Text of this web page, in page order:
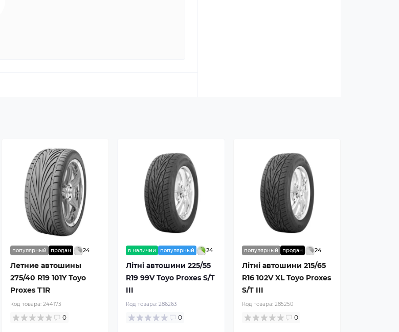
популярный продан 24
Летние автошины
275/40 R19 101Y Toyo
Proxes T1R
Код товара: 244173
0
в наличии популярный 24
Літні автошини 225/55
R19 99V Toyo Proxes S/T
III
Код товара:286263
0
популярный продан 24
Літні автошини 215/65
R16 102V XL Toyo Proxes
S/T III
Код товара: 285250
0